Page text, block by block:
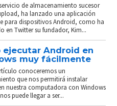
de almacenamiento sucesor
ha lanzado una aplicación
para dispositivos Android, como ha
en Twitter su fundador, Kim...
ejecutar Android en
muy fácilmente
conoceremos un
que nos permitirá instalar
nuestra computadora con Windows
puede llegar a ser...